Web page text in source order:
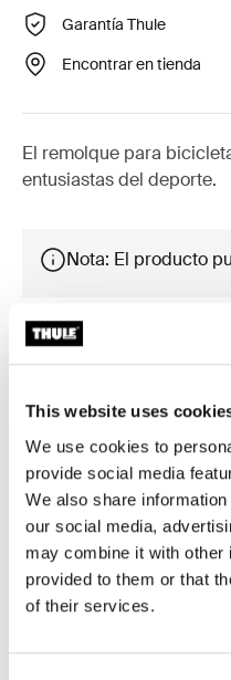
This website uses
We use cookies to
provide social media
We also share
our social media,
may combine it with other
provided to them or that
of their services.
Garantía Thule
Encontrar en tienda
El remolque para
entusiastas del deporte.
Nota: El producto
Accesorios para